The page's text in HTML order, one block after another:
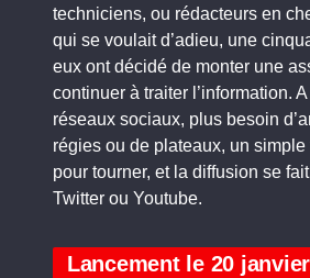
techniciens, ou rédacteurs en
qui se voulait d’adieu, une
eux ont décidé de monter une
continuer à traiter l’information.
réseaux sociaux, plus besoin
régies ou de plateaux, un
pour tourner, et la diffusion se
Twitter ou Youtube.
Lancement le 20 janvier